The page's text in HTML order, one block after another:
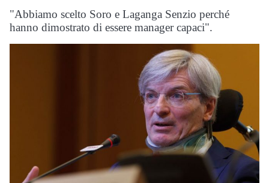
"Abbiamo scelto Soro e Laganga Senzio perché
hanno dimostrato di essere manager capaci".